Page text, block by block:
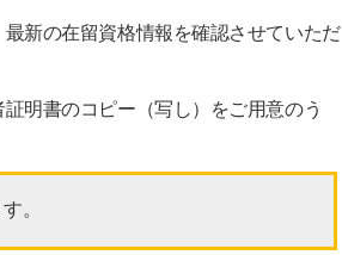
新の在留資格情報を確認させていただ
明書のコピー（写し）をご用意のう
。